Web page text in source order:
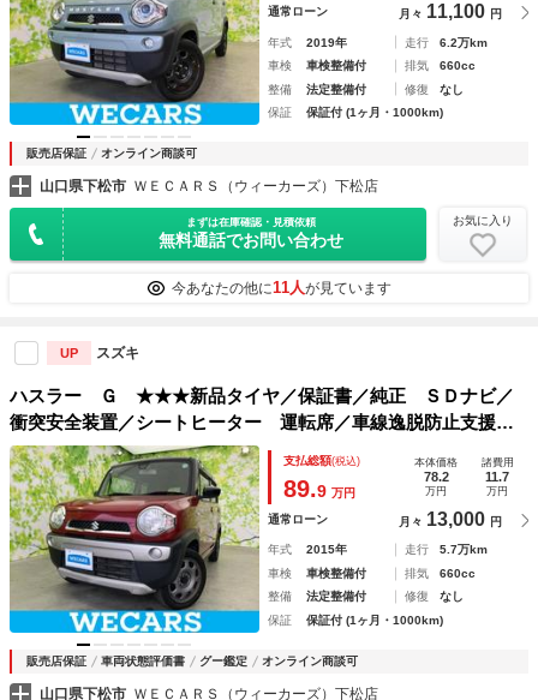
通常ローン 月々 11,100 円
年式 2019年 走行
6.2万km
車検
車検整備付 排気
660cc
整備
法定整備付 修復
なし
保証
保証付 (1ヶ月・1000km)
販売店保証 オンライン商談可
山口県下松市 ＷＥＣＡＲＳ（ウィーカーズ）下松店
まずは在庫確認・見積依頼
無料通話でお問い合わせ
お気に入り
今あなたの他に11人が見ています
UP スズキ
ハスラー Ｇ ★★★新品タイヤ／保証書／純正 ＳＤナビ／
衝突安全装置／シートヒーター 運転席／車線逸脱防止支援シ
ステム／Ｂｌｕｅｔｏｏｔｈ接続／ＥＢＤ付ＡＢＳ／横滑り防
止装置／アイドリングストップ／バックモニター
支払総額(税込)
89.9 万円
本体価格
78.2
万円
諸費用
11.7
万円
通常ローン 月々 13,000 円
年式 2015年 走行
5.7万km
車検
車検整備付 排気
660cc
整備
法定整備付 修復
なし
保証
保証付 (1ヶ月・1000km)
販売店保証 車両状態評価書 グー鑑定 オンライン商談可
山口県下松市 ＷＥＣＡＲＳ（ウィーカーズ）下松店